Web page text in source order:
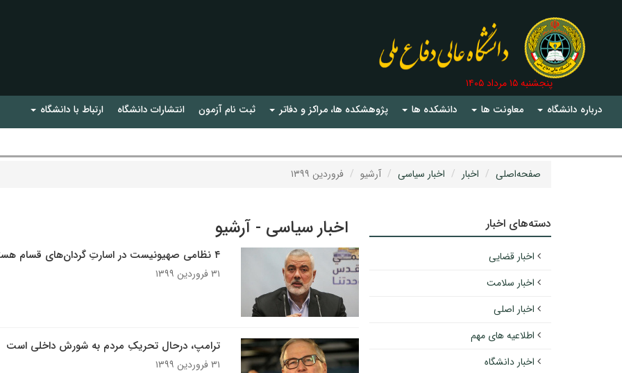
درباره دانشگاه معاونت ها دانشکده ها پژوهشکده ها، مراکز و دفاتر ثبت نام آزمون انتشارات دانشگاه ارتباط با دانشگاه
پنجشنبه ۱۵ مرداد ۱۴۰۵
صفحه‌اصلی اخبار اخبار سیاسی آرشیو فروردین ۱۳۹۹
اخبار سیاسی - آرشیو
۴ نظامی صهیونیست در اسارتِ گردان‌های قسام هستند
۳۱ فروردین ۱۳۹۹
ترامپ، درحال تحریکِ مردم به شورش داخلی است
۳۱ فروردین ۱۳۹۹
دسته‌های اخبار
اخبار قضایی
اخبار سلامت
اخبار اصلی
اطلاعیه های مهم
اخبار دانشگاه